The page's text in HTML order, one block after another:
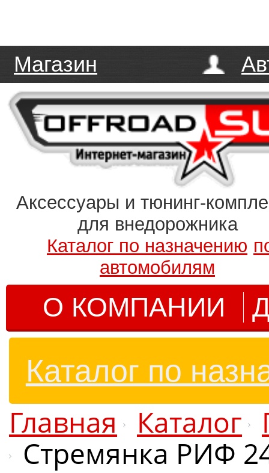
Магазин
Аксессуары и тюнинг-
для внедорожника
Каталог по назначению
автомобилям
О КОМПАНИИ
Каталог по
Главная Каталог
Стремянка РИФ